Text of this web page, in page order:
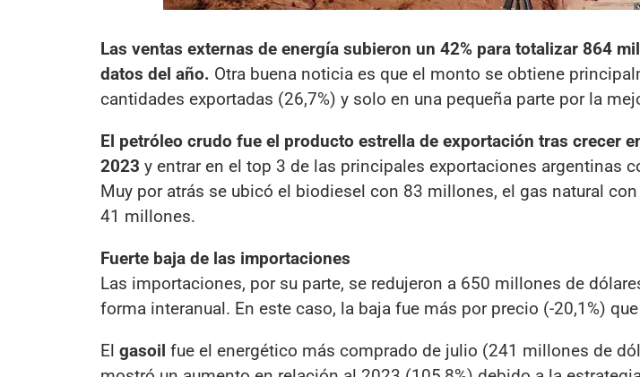
Las ventas externas de energía subieron un 42% para totalizar 864
datos del año. Otra buena noticia es que el monto se obtiene
cantidades exportadas (26,7%) y solo en una pequeña parte por la
El petróleo crudo fue el producto estrella de exportación tras crecer
2023 y entrar en el top 3 de las principales exportaciones argentinas
Muy por atrás se ubicó el biodiesel con 83 millones, el gas natural
41 millones.
Fuerte baja de las importaciones
Las importaciones, por su parte, se redujeron a 650 millones de
forma interanual. En este caso, la baja fue más por precio (-20,1%)
El gasoil fue el energético más comprado de julio (241 millones de